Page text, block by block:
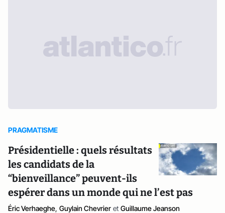
PRAGMATISME
Présidentielle : quels résultats
les candidats de la
“bienveillance” peuvent-ils
espérer dans un monde qui ne l’est pas
Éric Verhaeghe, Guylain Chevrier et Guillaume Jeanson